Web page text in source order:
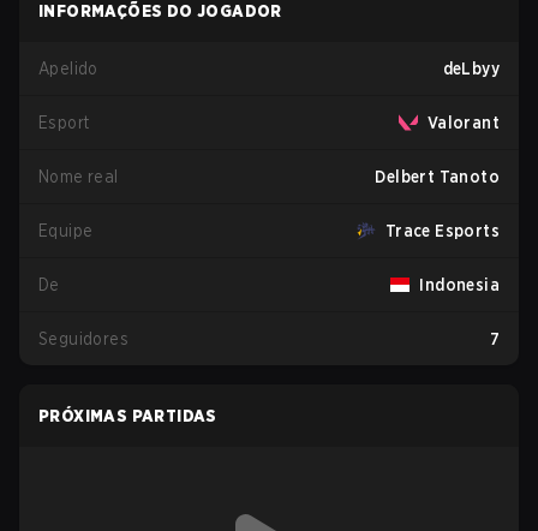
INFORMAÇÕES DO JOGADOR
Apelido deLbyy
Esport Valorant
Nome real Delbert Tanoto
Equipe Trace Esports
De Indonesia
Seguidores 7
PRÓXIMAS PARTIDAS